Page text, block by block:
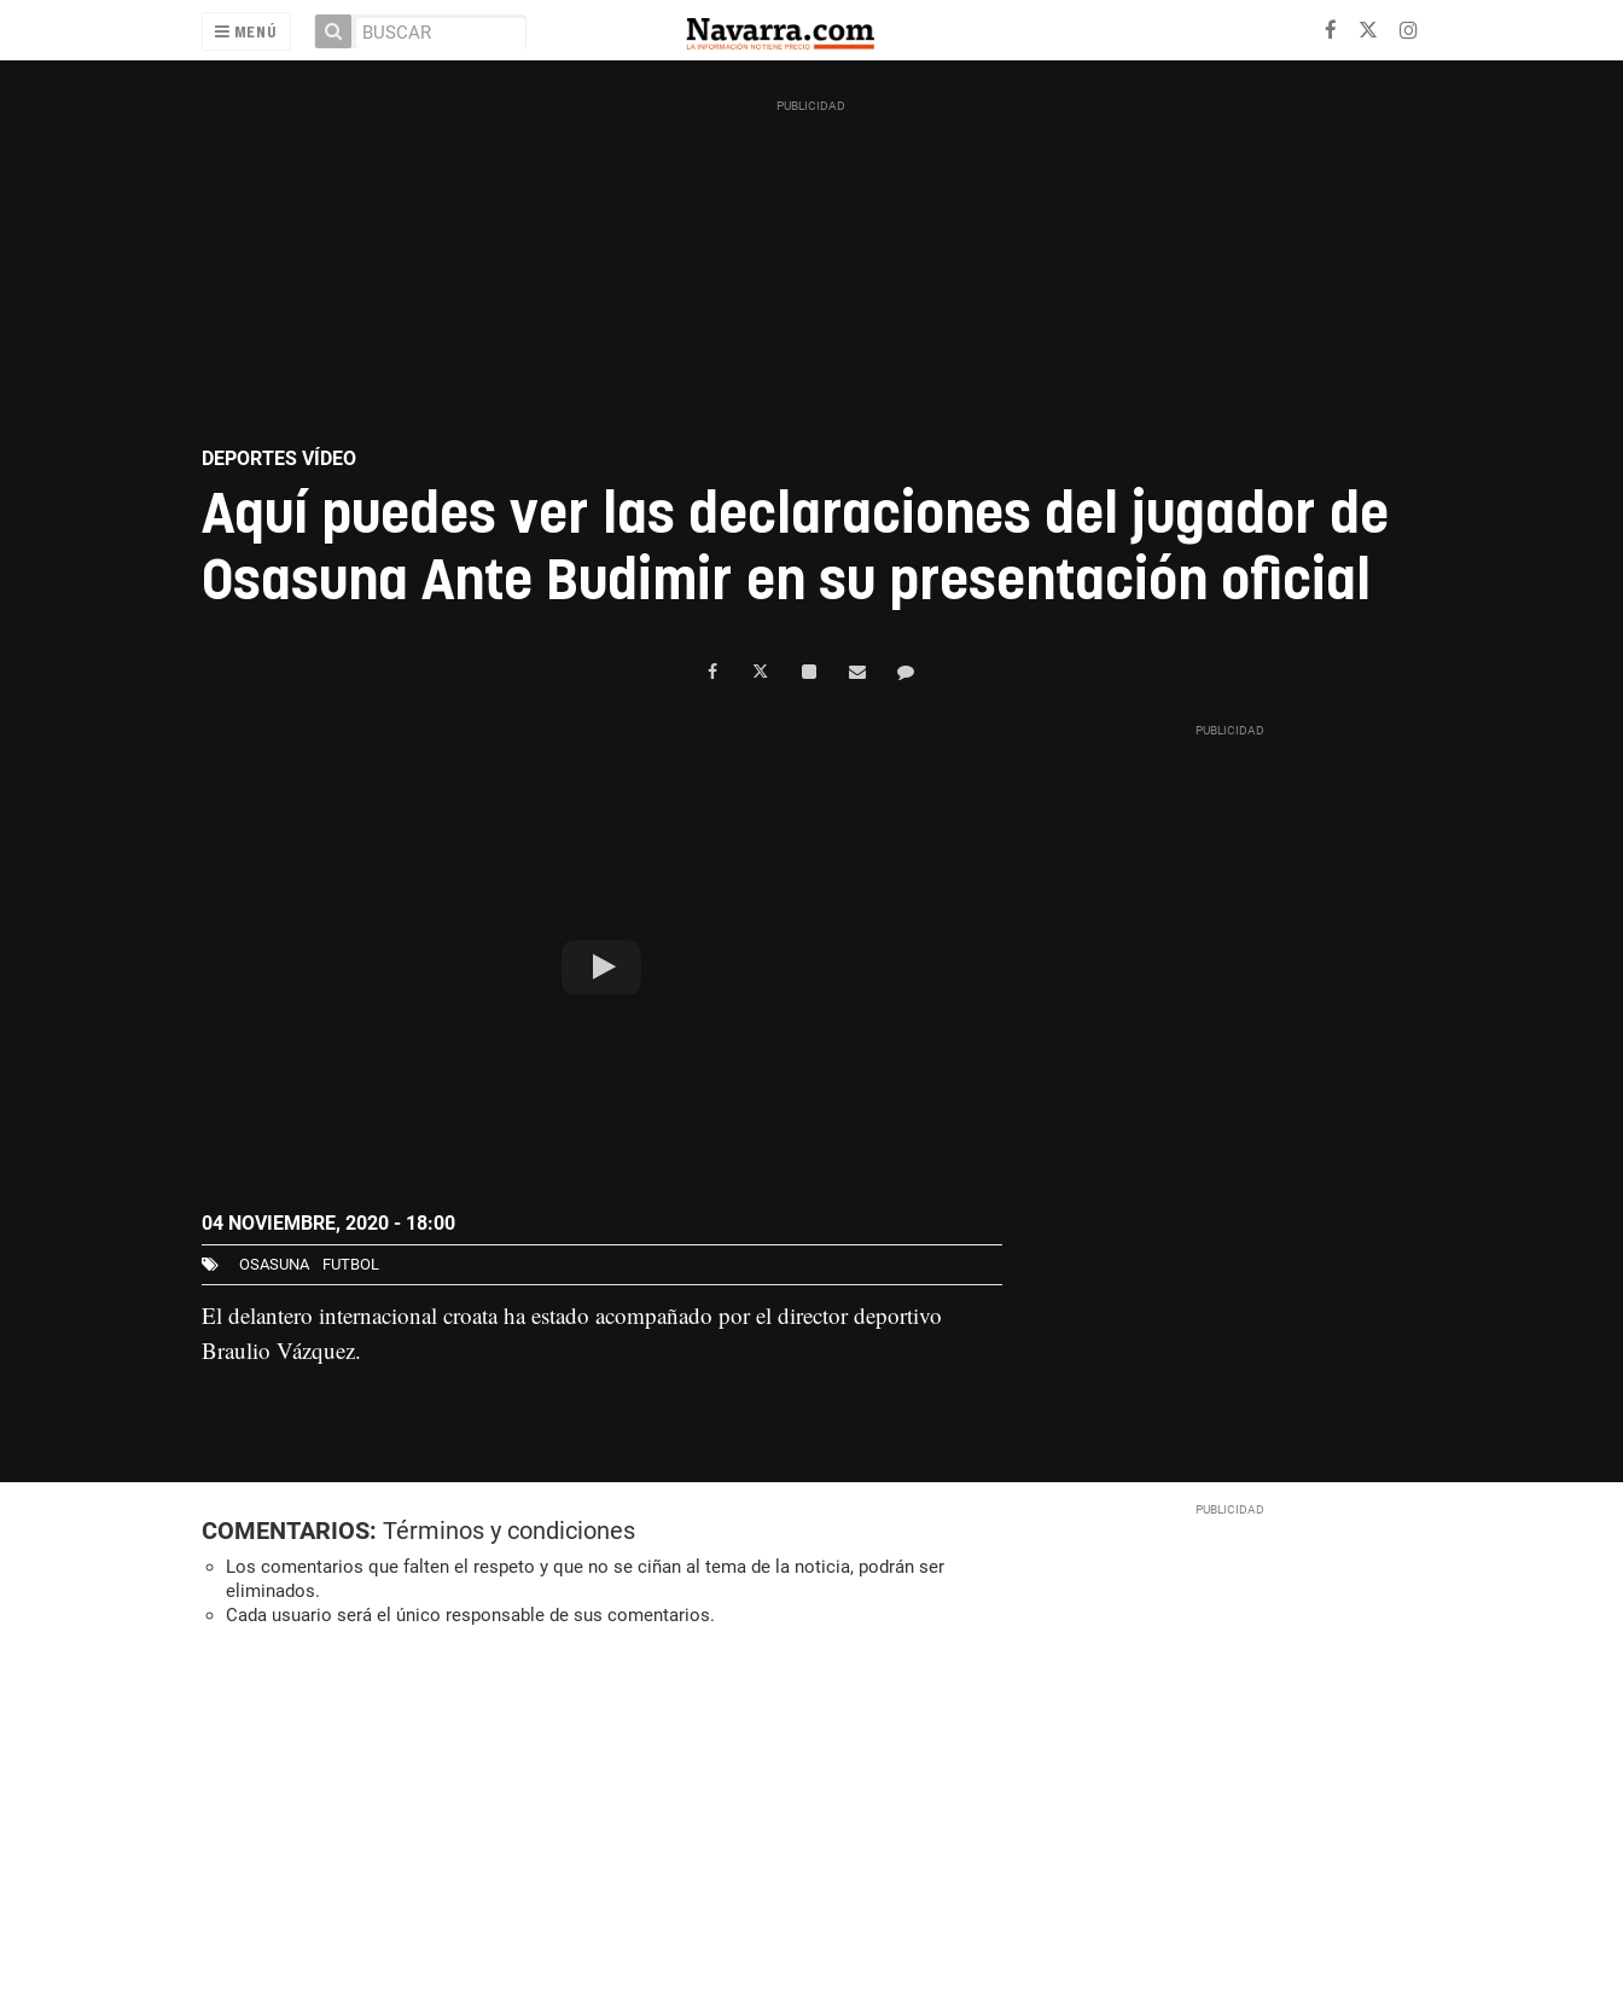
MENÚ
DEPORTES VÍDEO
Aquí puedes ver las declaraciones del jugador de
Osasuna Ante Budimir en su presentación oficial
04 NOVIEMBRE, 2020 - 18:00
OSASUNA FUTBOL
El delantero internacional croata ha estado acompañado por el director deportivo
Braulio Vázquez.
COMENTARIOS: Términos y condiciones
Los comentarios que falten el respeto y que no se ciñan al tema de la noticia, podrán ser
eliminados.
Cada usuario será el único responsable de sus comentarios.